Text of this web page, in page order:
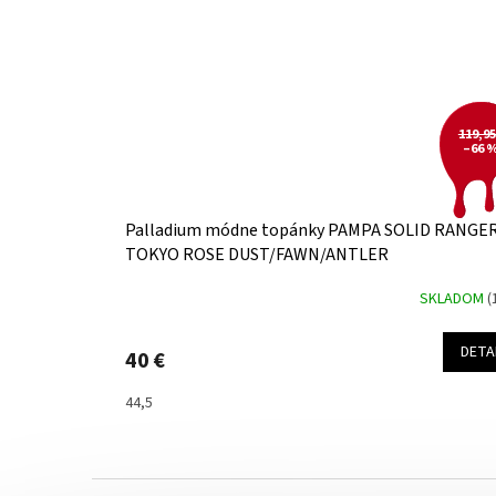
–66
Palladium módne topánky PAMPA SOLID
TOKYO ROSE DUST/FAWN/ANTLER
SKLADOM
40 €
44,5